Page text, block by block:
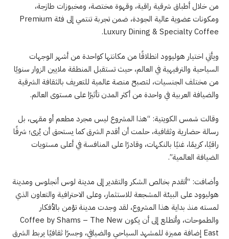
من خلال أطباق شرقية راقية، وقهوة مختصة، ومخبوزات طازجة،
ومكونات عضوية عالية الجودة، ضمن تجربة تنتمي إلى فئة Premium
Luxury Dining & Specialty Coffee.
ويأتي اختيار هوليوود انطلاقًا من مكانتها كواحدة من أشهر الوجهات
السياحية والترفيهية في العالم، حيث تستقبل المنطقة ملايين الزوار سنويًا
من مختلف الجنسيات، لتصبح منصة عالمية للتعريف بالثقافة الشرقية
والضيافة العربية في واحدة من أكثر المدن تأثيرًا على مستوى العالم.
وقالت شمس الكويتية: “هذا المشروع ليس مجرد مطعم أو مقهى، بل
رسالة حضارية وثقافية، حلمت أن أقدم الشرق كما يستحق أن يُرى؛ شرقًا
راقيًا، كريمًا، غنيًا بالنكهات، وقادرًا على المنافسة في أعلى مستويات
الضيافة العالمية”.
وأضافت: “أتقدم بخالص الشكر والتقدير إلى مدينة لوس أنجلوس ومدينة
هوليوود على البيئة المشجعة للاستثمار، وعلى الاحترافية والتعاون الذي
لمسته منذ بداية هذا المشروع، لقد وجدت مدينة تؤمن بالأفكار
والطموحات، وأتطلع إلى أن يكون Coffee by Shams – The New
East إضافة مميزة للمشهد السياحي والضيافي، وجسرًا ثقافيًا يربط الشرق